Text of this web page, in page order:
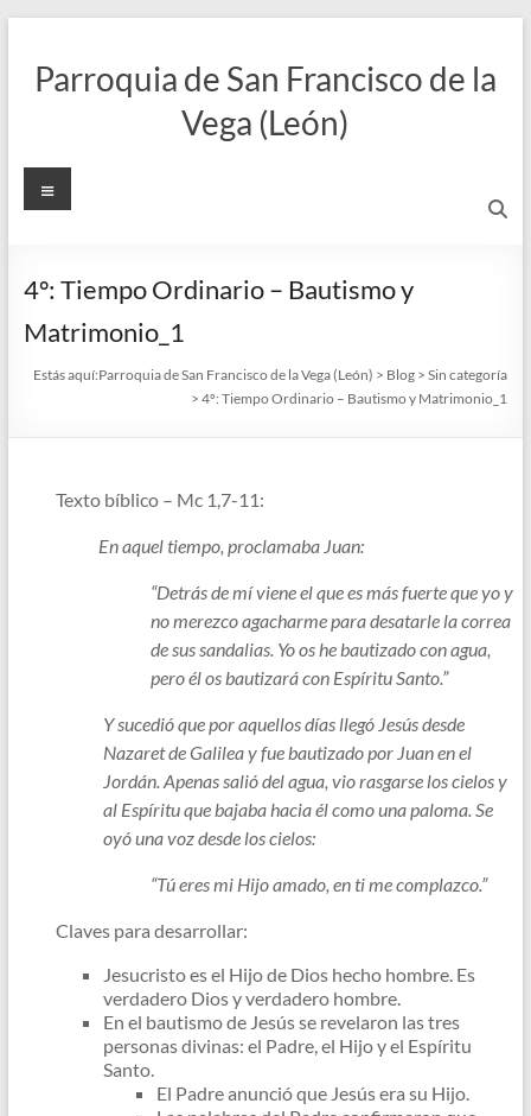
contenido
Parroquia de San Francisco de la
Vega (León)
Menú
4º: Tiempo Ordinario – Bautismo y
Matrimonio_1
Estás aquí:Parroquia de San Francisco de la Vega (León) > Blog >Sin categoría
>4º: Tiempo Ordinario – Bautismo y Matrimonio_1
Texto bíblico – Mc 1,7-11:
En aquel tiempo, proclamaba Juan:
“Detrás de mí viene el que es más fuerte que yo y
no merezco agacharme para desatarle la correa
de sus sandalias. Yo os he bautizado con agua,
pero él os bautizará con Espíritu Santo.”
Y sucedió que por aquellos días llegó Jesús desde
Nazaret de Galilea y fue bautizado por Juan en el
Jordán. Apenas salió del agua, vio rasgarse los cielos y
al Espíritu que bajaba hacia él como una paloma. Se
oyó una voz desde los cielos:
“Tú eres mi Hijo amado, en ti me complazco.”
Claves para desarrollar:
Jesucristo es el Hijo de Dios hecho hombre. Es
verdadero Dios y verdadero hombre.
En el bautismo de Jesús se revelaron las tres
personas divinas: el Padre, el Hijo y el Espíritu
Santo.
El Padre anunció que Jesús era su Hijo.